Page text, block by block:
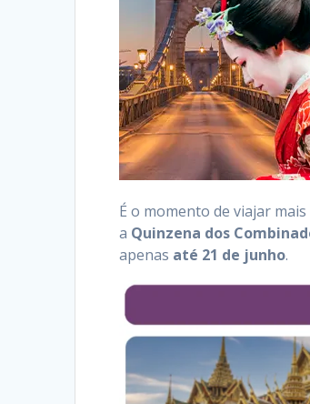
É o momento de viajar
a Quinzena dos
apenas até 21 de junho.